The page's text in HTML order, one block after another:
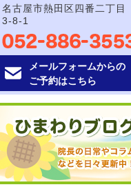
名古屋市熱田区四番二丁目
3-8-1
メールフォームからの
ご予約はこちら